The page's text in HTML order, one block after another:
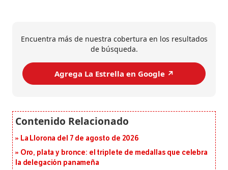
Encuentra más de nuestra cobertura en los resultados
de búsqueda.
Agrega La Estrella en Google ↗️
La Llorona del 7 de agosto de 2026
Oro, plata y bronce: el triplete de medallas que celebra
la delegación panameña